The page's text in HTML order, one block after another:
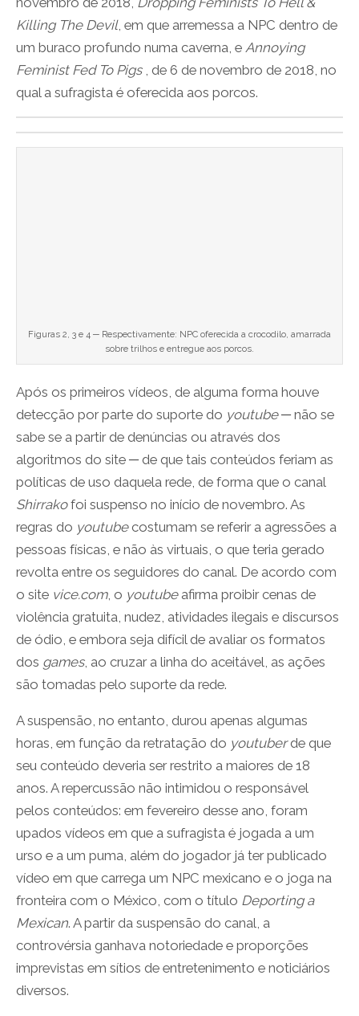
Killing The Devil, em que arremessa a NPC dentro de
um buraco profundo numa caverna, e Annoying
Feminist Fed To Pigs , de 6 de novembro de 2018, no
qual a sufragista é oferecida aos porcos.
Figuras 2, 3 e 4 ─ Respectivamente: NPC oferecida a crocodilo, amarrada
sobre trilhos e entregue aos porcos.
Após os primeiros vídeos, de alguma forma houve
detecção por parte do suporte do youtube─ não se
sabe se a partir de denúncias ou através dos
algoritmos do site ─ de que tais conteúdos feriam as
políticas de uso daquela rede, de forma que o canal
Shirrakofoi suspenso no início de novembro. As
regras do youtubecostumam se referir a agressões a
pessoas físicas, e não às virtuais, o que teria gerado
revolta entre os seguidores do canal. De acordo com
o site vice.com, o youtubeafirma proibir cenas de
violência gratuita, nudez, atividades ilegais e discursos
de ódio, e embora seja difícil de avaliar os formatos
dos games, ao cruzar a linha do aceitável, as ações
são tomadas pelo suporte da rede.
A suspensão, no entanto, durou apenas algumas
horas, em função da retratação do youtuberde que
seu conteúdo deveria ser restrito a maiores de 18
anos. A repercussão não intimidou o responsável
pelos conteúdos: em fevereiro desse ano, foram
upados vídeos em que a sufragista é jogada a um
urso e a um puma, além do jogador já ter publicado
vídeo em que carrega um NPC mexicano e o joga na
fronteira com o México, com o título Deporting a
Mexican. A partir da suspensão do canal, a
controvérsia ganhava notoriedade e proporções
imprevistas em sítios de entretenimento e noticiários
diversos.